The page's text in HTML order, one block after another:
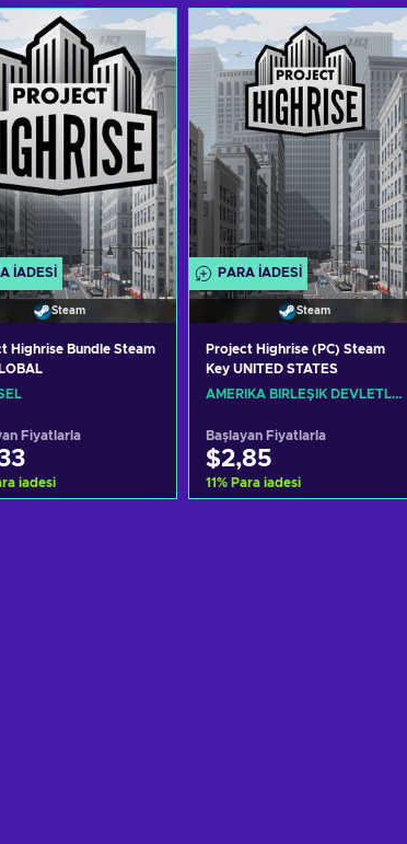
IADESI
Steam
Highrise Bundle Steam
Fiyatlarla
iadesi
PARA IADESI
Steam
Project Highrise (PC) Steam
Key UNITED STATES
AMERIKA BIRLEŞIK DEVLETLERI
Başlayan Fiyatlarla
$2,85
11% Para iadesi